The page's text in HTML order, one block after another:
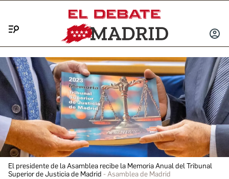
INICIAR
El presidente de la Asamblea recibe la Memoria Anual del Tribunal
Superior de Justicia de Madrid
Asamblea de Madrid